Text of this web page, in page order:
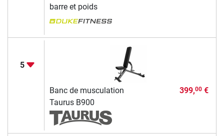
barre et poids
5
Banc de musculation
Taurus B900
399,00€